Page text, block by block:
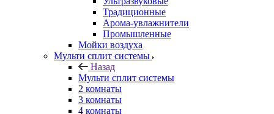
Традиционные
Арома-увлажнители
Промышленные
Мойки воздуха
Мульти сплит системы
Назад
Мульти сплит системы
2 комнаты
3 комнаты
4 комнаты